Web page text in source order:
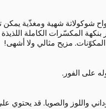
شوكولاتة شهية ومغذّية يمكن
المكسّرات الكاملة اللذيذة
مزيح مثالي ولا أشهى!
على الفور.
واللوز والصويا. قد يحتوي